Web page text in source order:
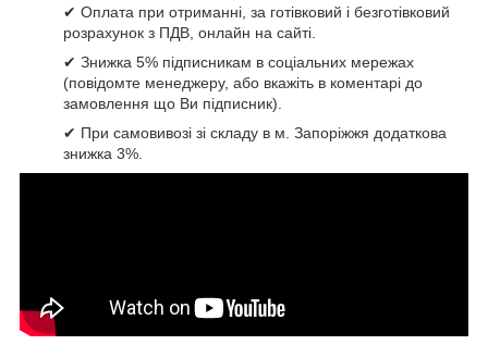
✔ Оплата при отриманні, за готівковий і безготівковий
розрахунок з ПДВ, онлайн на сайті.
✔ Знижка 5% підписникам в соціальних мережах
(повідомте менеджеру, або вкажіть в коментарі до
замовлення що Ви підписник).
✔ При самовивозі зі складу в м. Запоріжжя додаткова
знижка 3%.